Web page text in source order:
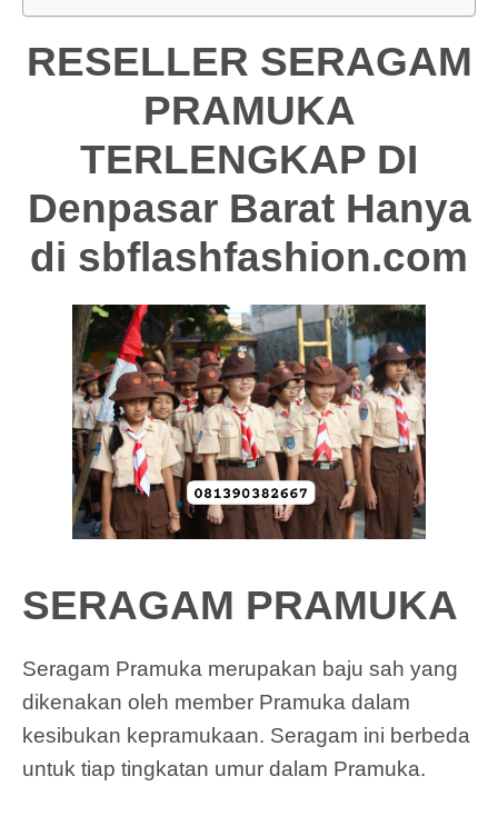
RESELLER SERAGAM
PRAMUKA
TERLENGKAP DI
Denpasar Barat Hanya
di sbflashfashion.com
SERAGAM PRAMUKA
Seragam Pramuka merupakan baju sah yang
dikenakan oleh member Pramuka dalam
kesibukan kepramukaan. Seragam ini berbeda
untuk tiap tingkatan umur dalam Pramuka.